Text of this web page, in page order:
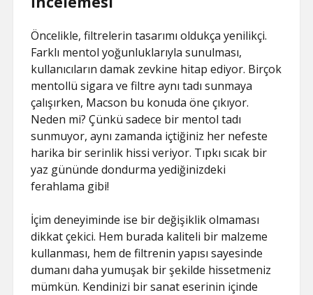
Öncelikle, filtrelerin tasarımı oldukça yenilikçi.
Farklı mentol yoğunluklarıyla sunulması,
kullanıcıların damak zevkine hitap ediyor. Birçok
mentollü sigara ve filtre aynı tadı sunmaya
çalışırken, Macson bu konuda öne çıkıyor.
Neden mi? Çünkü sadece bir mentol tadı
sunmuyor, aynı zamanda içtiğiniz her nefeste
harika bir serinlik hissi veriyor. Tıpkı sıcak bir
yaz gününde dondurma yediğinizdeki
ferahlama gibi!
İçim deneyiminde ise bir değişiklik olmaması
dikkat çekici. Hem burada kaliteli bir malzeme
kullanması, hem de filtrenin yapısı sayesinde
dumanı daha yumuşak bir şekilde hissetmeniz
mümkün. Kendinizi bir sanat eserinin içinde